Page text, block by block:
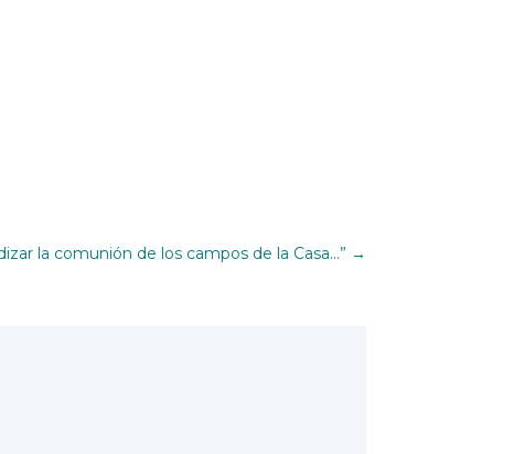
la comunión de los campos de la Casa…” →